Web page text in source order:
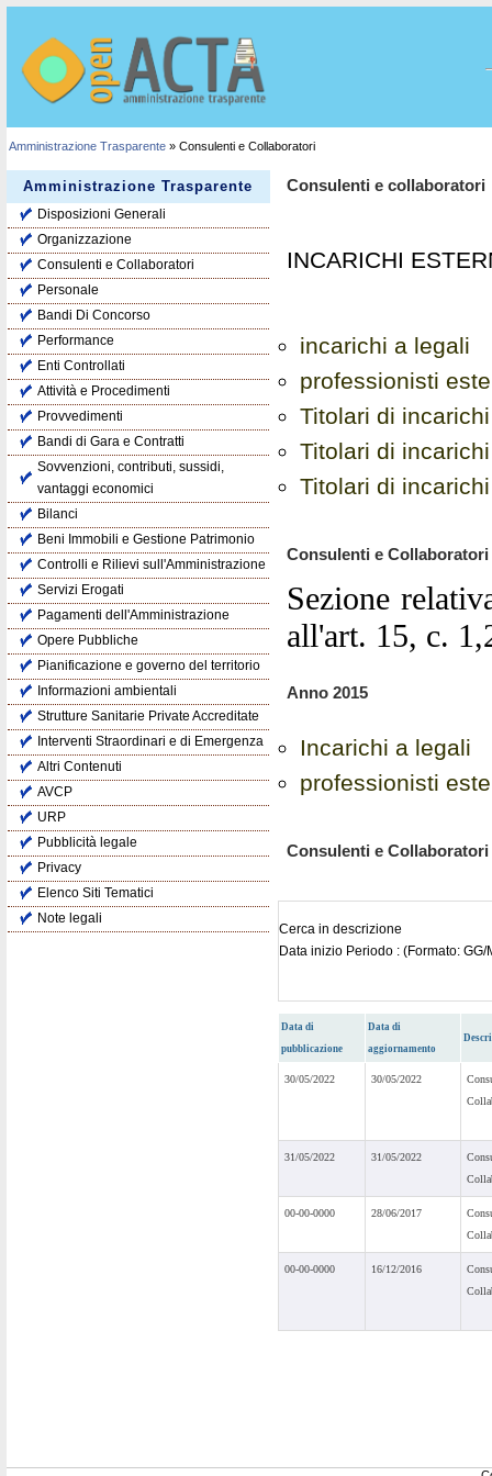
Amministrazione Trasparente » Consulenti e Collaboratori
Consulenti e collaboratori
INCARICHI
incarichi a legali
professionisti
Titolari di
Titolari di
Titolari di
Consulenti e Collaboratori
Sezione
all'art. 15, c.
Anno 2015
Incarichi a legali
professionisti
Consulenti e Collaboratori
Cerca in descrizione
Data inizio Periodo : (Formato: GG/
Data di
pubblicazione
Data di
aggiornamento
30/05/2022 30/05/2022
31/05/2022 31/05/2022
00-00-0000 28/06/2017
00-00-0000 16/12/2016
Amministrazione Trasparente
Disposizioni Generali
Organizzazione
Consulenti e Collaboratori
Personale
Bandi Di Concorso
Performance
Enti Controllati
Attività e Procedimenti
Provvedimenti
Bandi di Gara e Contratti
Sovvenzioni, contributi, sussidi,
vantaggi economici
Bilanci
Beni Immobili e Gestione Patrimonio
Controlli e Rilievi sull'Amministrazione
Servizi Erogati
Pagamenti dell'Amministrazione
Opere Pubbliche
Pianificazione e governo del territorio
Informazioni ambientali
Strutture Sanitarie Private Accreditate
Interventi Straordinari e di Emergenza
Altri Contenuti
AVCP
URP
Pubblicità legale
Privacy
Elenco Siti Tematici
Note legali